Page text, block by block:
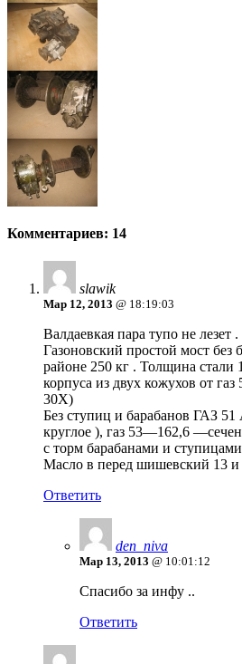
Комментариев: 14
slawik
Мар 12, 2013 @ 18:19:03
Валдаевкая пара тупо не лезет .
Газоновский простой мост без
районе 250 кг . Толщина
корпуса из двух кожухов от
30Х)
Без ступиц и барабанов ГАЗ 51
круглое ), газ 53—162,6
с торм барабанами и
Масло в перед шишевский 13 и
Ответить
den_niva
Мар 13, 2013 @ 10:01:12
Спасибо за инфу ..
Ответить